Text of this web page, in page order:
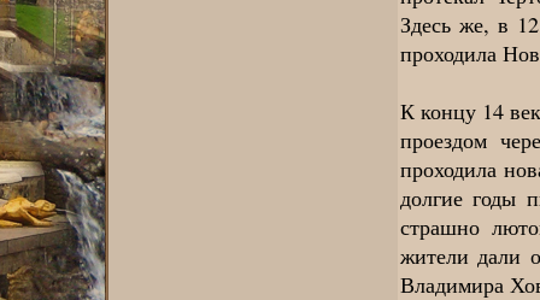
Здесь же, в
проходила
К концу 14
проездом
проходила
долгие годы
страшно
жители дали
Владимира